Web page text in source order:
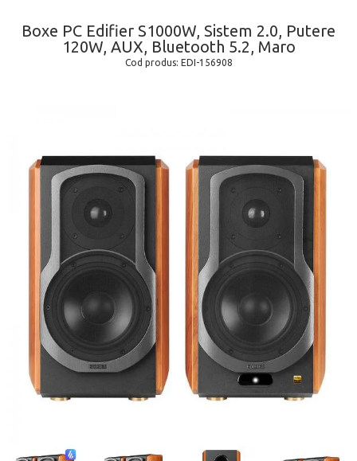
Boxe PC Edifier S1000W, Sistem 2.0, Putere
120W, AUX, Bluetooth 5.2, Maro
Cod produs: EDI-156908